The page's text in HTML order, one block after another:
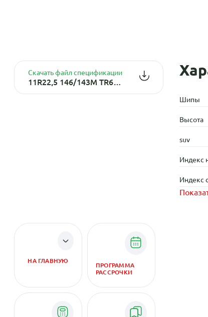
Скачать файл спецификации
11R22,5 146/143M TR668 TL 16PR КИТАЙ
Шипы
Высота
suv
Индекс
Индекс
НА ГЛАВНУЮ
ПРОГРАММА
РАССРОЧКИ